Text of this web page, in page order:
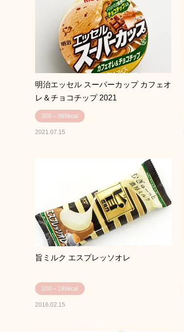
明治エッセル スーパーカップ カフェオ
レ＆チョコチップ 2021
300～399kcal
2021.07.15
旨ミルク エスプレッソオレ
100～199kcal
2016.02.15